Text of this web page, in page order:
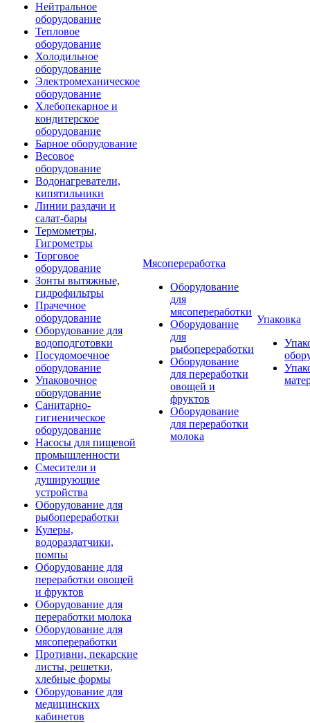
Нейтральное
оборудование
Тепловое
оборудование
Холодильное
оборудование
Электромеханическое
оборудование
Хлебопекарное и
кондитерское
оборудование
Барное оборудование
Весовое
оборудование
Водонагреватели,
кипятильники
Линии раздачи и
салат-бары
Термометры,
Гигрометры
Торговое
оборудование
Зонты вытяжные,
гидрофильтры
Прачечное
оборудование
Оборудование для
водоподготовки
Посудомоечное
оборудование
Упаковочное
оборудование
Санитарно-
гигиеническое
оборудование
Насосы для пищевой
промышленности
Смесители и
душирующие
устройства
Оборудование для
рыбопереработки
Кулеры,
водораздатчики,
помпы
Оборудование для
переработки овощей
и фруктов
Оборудование для
переработки молока
Оборудование для
мясопереработки
Противни, пекарские
листы, решетки,
хлебные формы
Оборудование для
медицинских
кабинетов
Мясопереработка
Оборудование
для
мясопереработки
Оборудование
для
рыбопереработки
Оборудование
для переработки
овощей и
фруктов
Оборудование
для переработки
молока
Упаковка